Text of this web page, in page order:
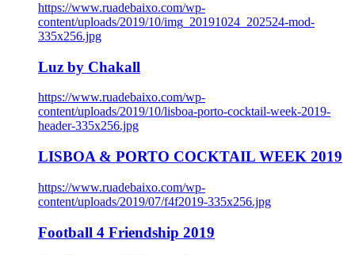
https://www.ruadebaixo.com/wp-
content/uploads/2019/10/img_20191024_202524-mod-
335x256.jpg
Luz by Chakall
https://www.ruadebaixo.com/wp-
content/uploads/2019/10/lisboa-porto-cocktail-week-2019-
header-335x256.jpg
LISBOA & PORTO COCKTAIL WEEK 2019
https://www.ruadebaixo.com/wp-
content/uploads/2019/07/f4f2019-335x256.jpg
Football 4 Friendship 2019